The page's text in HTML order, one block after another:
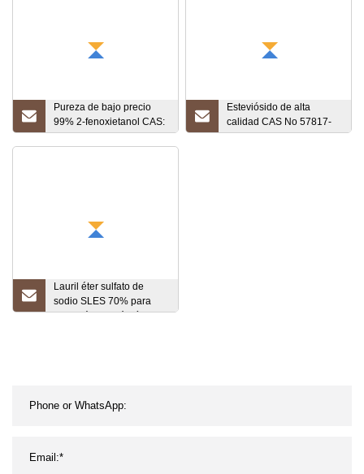
Pureza de bajo precio
99% 2-fenoxietanol CAS:
122-99-6
Esteviósido de alta
calidad CAS No 57817-
89-7 Fabricante
Lauril éter sulfato de
sodio SLES 70% para
champú de jabón líquido